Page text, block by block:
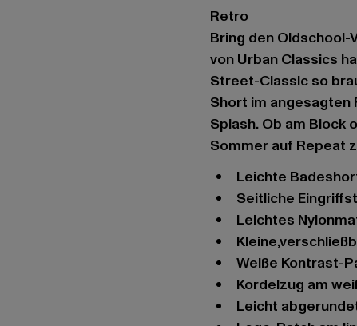
Retro
Bring den Oldschool-
von Urban Classics
Street-Classic so
Short im angesagten
Splash. Ob am Block
Sommer auf Repeat
leichte
seitliche
leichtes
weiße Kontrast-
Kordelzug am
leicht